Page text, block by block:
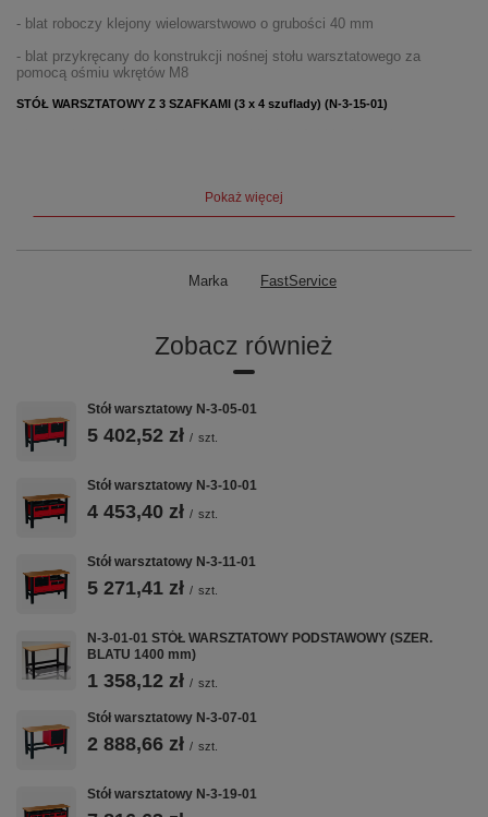
- blat roboczy klejony wielowarstwowo o grubości 40 mm
- blat przykręcany do konstrukcji nośnej stołu warsztatowego za
pomocą ośmiu wkrętów M8
STÓŁ WARSZTATOWY Z 3 SZAFKAMI (3 x 4 szuflady) (N-3-15-01)
zgrzewane punktowo
- dwie poprzeczki podtrzymujące wykonane z blachy stalowej o
imbusowych M6 w klasie 8.8
- blat przykręcany do konstrukcji nośnej stołu warsztatowego za
pomocą ośmiu wkrętów M8
- szafka oraz szuflady wykonane w całości z blachy stalowej o grubości
1,0 mm
- dwanaście szuflad na teleskopowych prowadnicach ślizgowych
umożliwiających całkowite ich wysunięcie
- obciążenie statyczne szuflady do 42,0 kg
- szuflady zamykane centralną blokadą oraz zamkiem w systemie
Master z dwoma kluczami w komplecie
- wymiary wewnętrzne szuflad: szer. 418 mm x głęb. 400 mm
- stół warsztatowy może być przeznaczony do samodzielnego montażu
Pokaż więcej
Marka FastService
Zobacz również
Stół warsztatowy N-3-05-01
5 402,52 zł / szt.
Stół warsztatowy N-3-10-01
4 453,40 zł / szt.
Stół warsztatowy N-3-11-01
5 271,41 zł / szt.
N-3-01-01 STÓŁ WARSZTATOWY PODSTAWOWY (SZER.
BLATU 1400 mm)
1 358,12 zł / szt.
Stół warsztatowy N-3-07-01
2 888,66 zł / szt.
Stół warsztatowy N-3-19-01